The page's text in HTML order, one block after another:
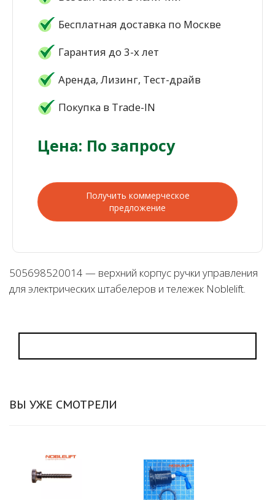
Бесплатная доставка по Москве
Гарантия до 3-х лет
Аренда, Лизинг, Тест-драйв
Покупка в Trade-IN
Цена: По запросу
Получить коммерческое
предложение
505698520014 — верхний корпус ручки управления
для электрических штабелеров и тележек Noblelift.
ВЫ УЖЕ СМОТРЕЛИ